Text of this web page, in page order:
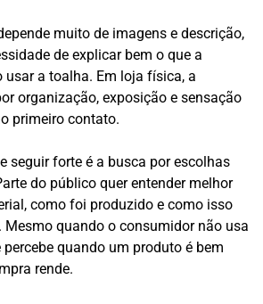
muito de imagens e descrição,
de explicar bem o que a
usar a toalha. Em loja física, a
organização, exposição e sensação
primeiro contato.
seguir forte é a busca por escolhas
do público quer entender melhor
como foi produzido e como isso
quando o consumidor não usa
quando um produto é bem
rende.